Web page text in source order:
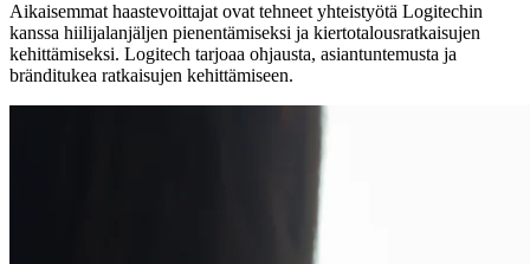
Aikaisemmat haastevoittajat ovat tehneet yhteistyötä Logitechin
kanssa hiilijalanjäljen pienentämiseksi ja kiertotalousratkaisujen
kehittämiseksi. Logitech tarjoaa ohjausta, asiantuntemusta ja
bränditukea ratkaisujen kehittämiseen.